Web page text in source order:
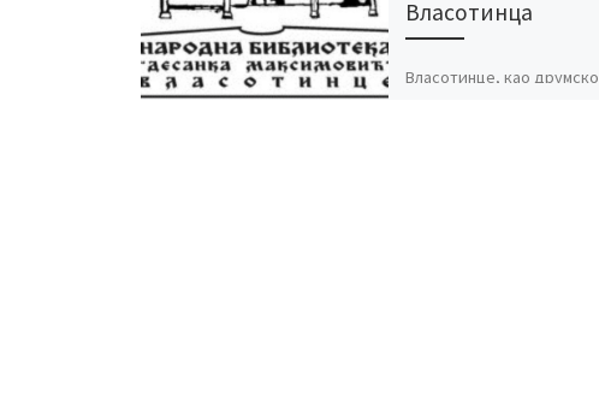
Власотинца
Власотинце, као друмско